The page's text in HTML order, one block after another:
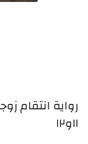
رواية انتقام
١١و١٢